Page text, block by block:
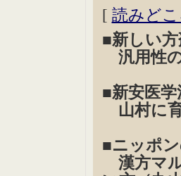
[ 読みど
■新しい
汎用性
■新安医
山村に
■ニッポ
漢方マ